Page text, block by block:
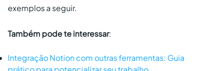
exemplos a seguir.
Também pode te interessar:
Integração Notion com outras ferramentas: Guia